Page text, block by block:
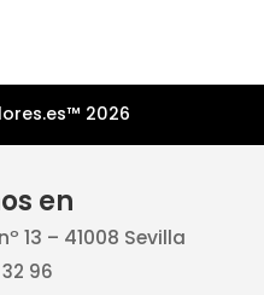
2026
en
13 – 41008 Sevilla
96